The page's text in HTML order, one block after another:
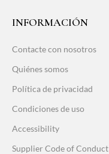
INFORMACIÓN
Contacte con nosotros
Quiénes somos
Política de privacidad
Condiciones de uso
Accessibility
Supplier Code of Conduct